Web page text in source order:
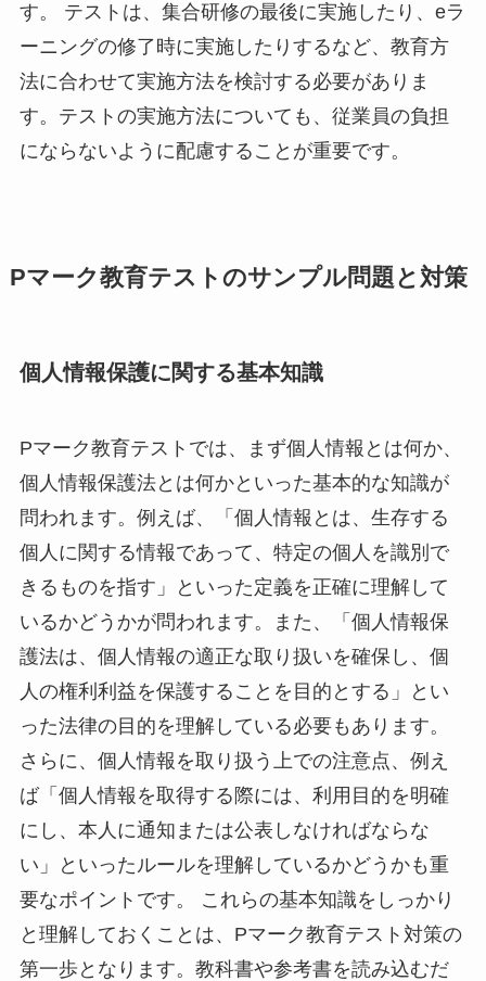
す。 テストは、集合研修の最後に実施したり、eラ
ーニングの修了時に実施したりするなど、教育方
法に合わせて実施方法を検討する必要がありま
す。テストの実施方法についても、従業員の負担
にならないように配慮することが重要です。
Pマーク教育テストのサンプル問題と対策
個人情報保護に関する基本知識
Pマーク教育テストでは、まず個人情報とは何か、
個人情報保護法とは何かといった基本的な知識が
問われます。例えば、「個人情報とは、生存する
個人に関する情報であって、特定の個人を識別で
きるものを指す」といった定義を正確に理解して
いるかどうかが問われます。また、「個人情報保
護法は、個人情報の適正な取り扱いを確保し、個
人の権利利益を保護することを目的とする」とい
った法律の目的を理解している必要もあります。
さらに、個人情報を取り扱う上での注意点、例え
ば「個人情報を取得する際には、利用目的を明確
にし、本人に通知または公表しなければならな
い」といったルールを理解しているかどうかも重
要なポイントです。 これらの基本知識をしっかり
と理解しておくことは、Pマーク教育テスト対策の
第一歩となります。教科書や参考書を読み込むだ